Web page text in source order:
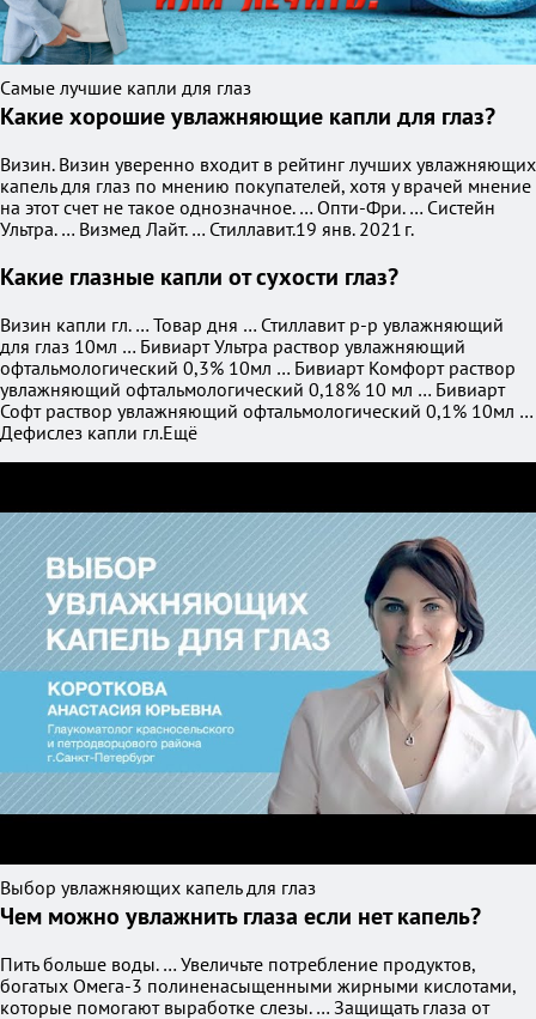
Самые лучшие капли для глаз
Какие хорошие увлажняющие капли для глаз?
Визин. Визин уверенно входит в рейтинг лучших увлажняющих
капель для глаз по мнению покупателей, хотя у врачей мнение
на этот счет не такое однозначное. … Опти-Фри. … Систейн
Ультра. … Визмед Лайт. … Стиллавит.19 янв. 2021 г.
Какие глазные капли от сухости глаз?
Визин капли гл. … Товар дня … Стиллавит р-р увлажняющий
для глаз 10мл … Бивиарт Ультра раствор увлажняющий
офтальмологический 0,3% 10мл … Бивиарт Комфорт раствор
увлажняющий офтальмологический 0,18% 10 мл … Бивиарт
Софт раствор увлажняющий офтальмологический 0,1% 10мл …
Дефислез капли гл.Ещё
Выбор увлажняющих капель для глаз
Чем можно увлажнить глаза если нет капель?
Пить больше воды. … Увеличьте потребление продуктов,
богатых Омега-3 полиненасыщенными жирными кислотами,
которые помогают выработке слезы. … Защищать глаза от